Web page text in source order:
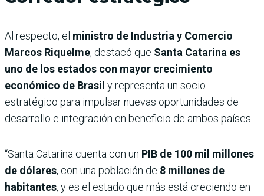
Al respecto, el ministro de Industria y Comercio
Marcos Riquelme, destacó que Santa Catarina es
uno de los estados con mayor crecimiento
económico de Brasil y representa un socio
estratégico para impulsar nuevas oportunidades de
desarrollo e integración en beneficio de ambos países.
“Santa Catarina cuenta con un PIB de 100 mil millones
de dólares, con una población de 8 millones de
habitantes, y es el estado que más está creciendo en